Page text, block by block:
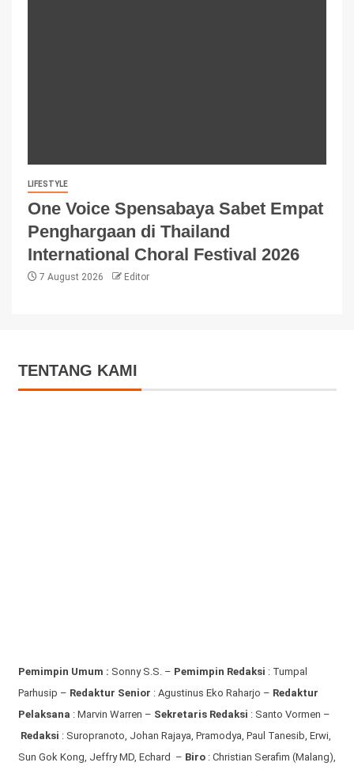
LIFESTYLE
One Voice Spensabaya Sabet Empat
Penghargaan di Thailand
International Choral Festival 2026
7 August 2026 Editor
TENTANG KAMI
Pemimpin Umum : Sonny S.S. – Pemimpin Redaksi : Tumpal
Parhusip – Redaktur Senior : Agustinus Eko Raharjo – Redaktur
Pelaksana : Marvin Warren – Sekretaris Redaksi : Santo Vormen –
Redaksi : Suropranoto, Johan Rajaya, Pramodya, Paul Tanesib, Erwi,
Sun Gok Kong, Jeffry MD, Echard – Biro: Christian Serafim (Malang),